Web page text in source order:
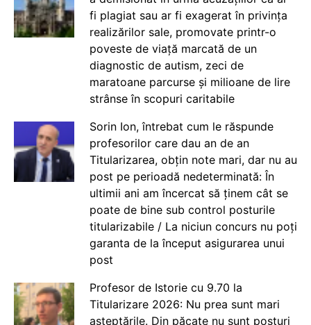
fi plagiat sau ar fi exagerat în privința
realizărilor sale, promovate printr-o
poveste de viață marcată de un
diagnostic de autism, zeci de
maratoane parcurse și milioane de lire
strânse în scopuri caritabile
Sorin Ion, întrebat cum le răspunde
profesorilor care dau an de an
Titularizarea, obțin note mari, dar nu au
post pe perioadă nedeterminată: În
ultimii ani am încercat să ținem cât se
poate de bine sub control posturile
titularizabile / La niciun concurs nu poți
garanta de la început asigurarea unui
post
Profesor de Istorie cu 9.70 la
Titularizare 2026: Nu prea sunt mari
așteptările. Din păcate nu sunt posturi